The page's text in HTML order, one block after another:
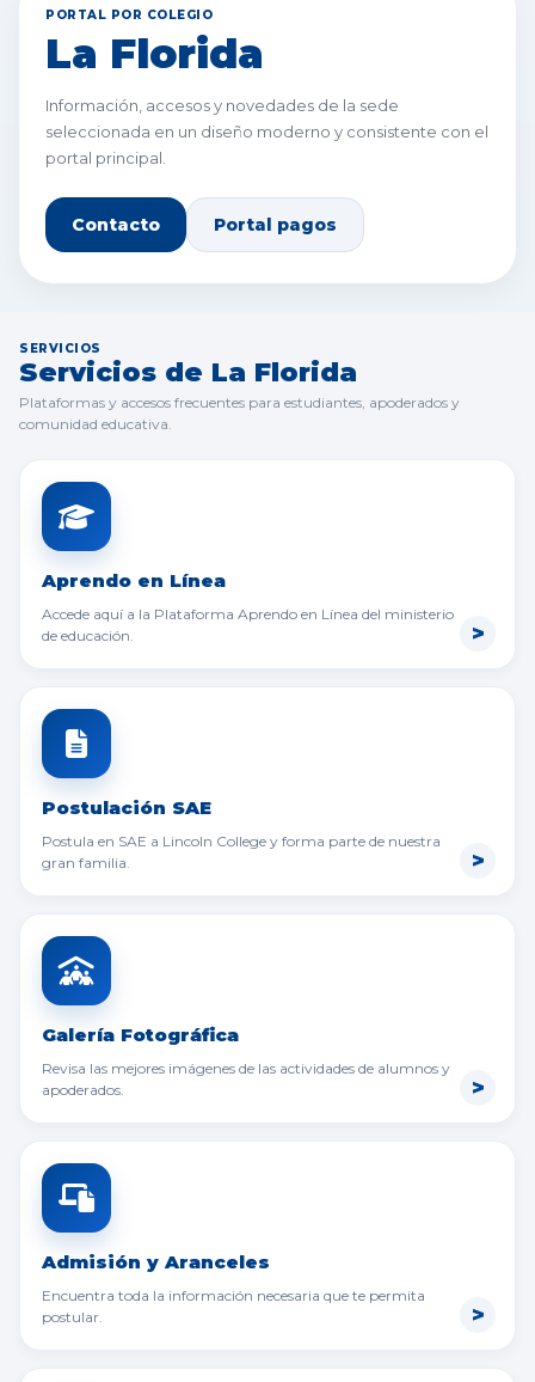
PORTAL POR COLEGIO
La Florida
Información, accesos y novedades de la sede
seleccionada en un diseño moderno y consistente con el
portal principal.
Contacto Portal pagos
Florida
SERVICIOS
Servicios de La Florida
Plataformas y accesos frecuentes para estudiantes, apoderados y
comunidad educativa.
Aprendo en Línea
Accede aquí a la Plataforma Aprendo en Línea del ministerio
de educación.
Postulación SAE
Postula en SAE a Lincoln College y forma parte de nuestra
gran familia.
Galería Fotográfica
Revisa las mejores imágenes de las actividades de alumnos y
apoderados.
Admisión y Aranceles
Encuentra toda la información necesaria que te permita
postular.